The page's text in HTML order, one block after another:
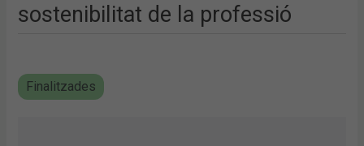
sostenibilitat de la professió
Finalitzades